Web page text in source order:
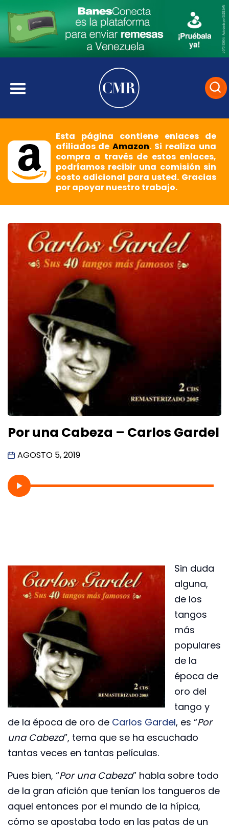
Esta página contiene enlaces de
afiliados deAmazon. Si realiza una
compra a través de estos enlaces,
podríamos recibir una comisión sin
costo adicional para usted. Gracias
por apoyar nuestro trabajo.
Por una Cabeza – Carlos Gardel
AGOSTO 5, 2019
Sin duda
alguna,
de los
tangos
más
populares
de la
época de
oro del
tango y
de la época de oro de Carlos Gardel, es “Por
una Cabeza”, tema que se ha escuchado
tantas veces en tantas películas.
Pues bien, “Por una Cabeza” habla sobre todo
de la gran afición que tenían los tangueros de
aquel entonces por el mundo de la hípica,
cómo se apostaba todo en las patas de un